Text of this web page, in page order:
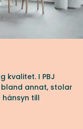
kvalitet. I PBJ
annat, stolar
hänsyn till